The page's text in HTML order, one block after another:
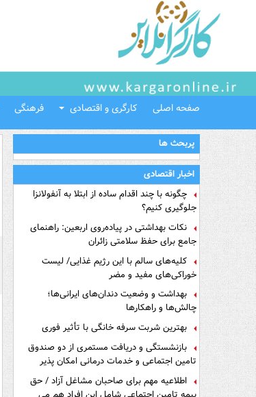
صفحه اصلی کارگری و اقتصادی فرهنگی
پربحث ها
اخبار اقتصادی
چگونه با چند اقدام ساده از ابتلا به آنفولانزا
جلوگیری کنیم؟
نکات بهداشتی در پیاده‌روی اربعین: راهنمای
جامع برای حفظ سلامتی زائران
کلیه‌های سالم با این رژیم غذایی/ لیست
خوراکی‌های مفید و مضر
بهداشت و وضعیت دندان‌های ایرانی‌ها؛
چالش‌ها و راهکارها
بهترین شربت سرفه خانگی با تأثیر فوری
بازنشستگی و دریافت مستمری از دو صندوق
تامین اجتماعی و خدمات درمانی امکان پذیر
است ؟
اطلاعیه مهم برای صاحبان مشاغل آزاد / حق